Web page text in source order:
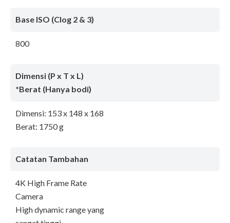
Base ISO (Clog 2 & 3)
800
Dimensi (P x T x L)
*Berat (Hanya bodi)
Dimensi: 153 x 148 x 168
Berat: 1750 g
Catatan Tambahan
4K High Frame Rate
Camera
High dynamic range yang